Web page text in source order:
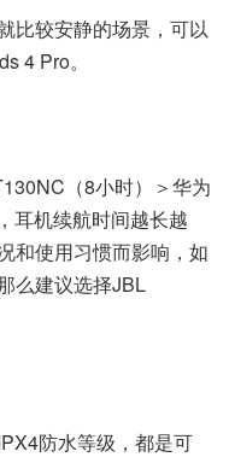
比较安静的场景，可以
4 Pro。
（8小时）＞华为
耳机续航时间越长越
和使用习惯而影响，如
么建议选择JBL
防水等级，都是可